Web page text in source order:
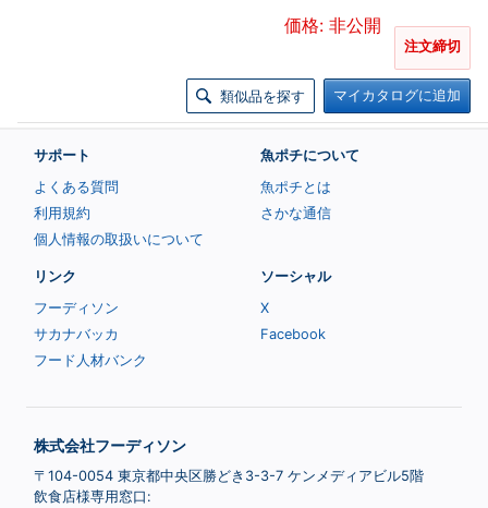
価格: 非公開
注文締切
類似品を探す マイカタログに追加
サポート
よくある質問
利用規約
個人情報の取扱いについて
魚ポチについて
魚ポチとは
さかな通信
リンク
フーディソン
サカナバッカ
フード人材バンク
ソーシャル
X
Facebook
株式会社フーディソン
〒104-0054 東京都中央区勝どき3-3-7 ケンメディアビル5階
飲食店様専用窓口: